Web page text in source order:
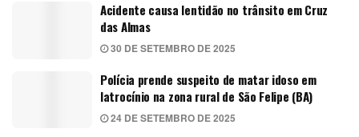
Acidente causa lentidão no trânsito em Cruz
das Almas
30 DE SETEMBRO DE 2025
Polícia prende suspeito de matar idoso em
latrocínio na zona rural de São Felipe (BA)
24 DE SETEMBRO DE 2025